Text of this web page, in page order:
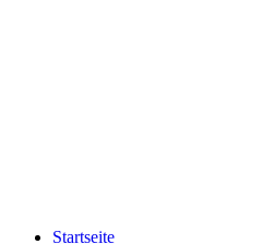
Startseite